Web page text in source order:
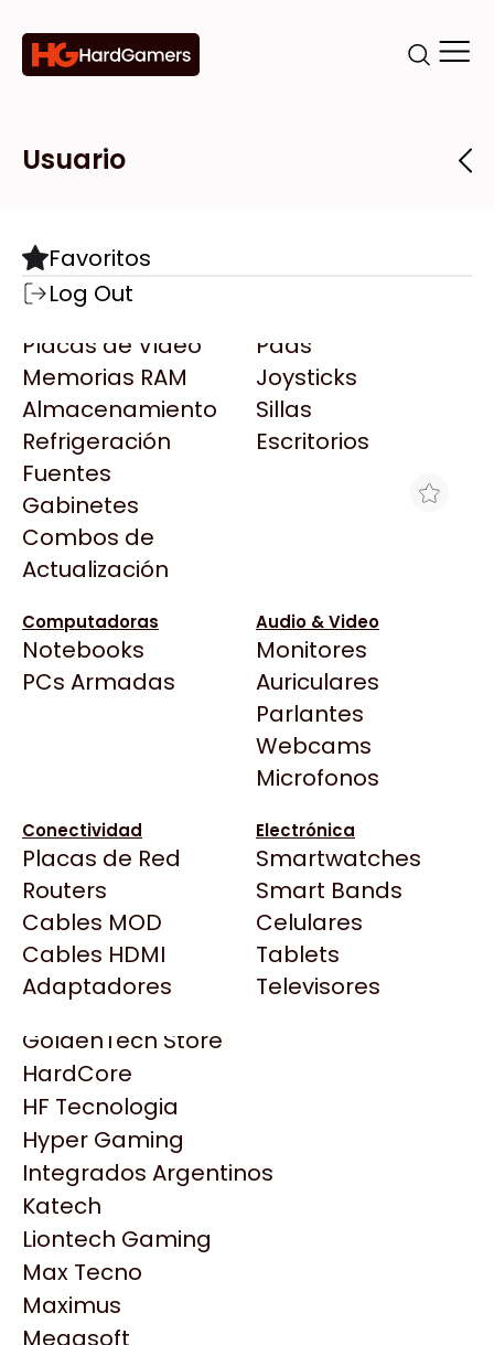
Categorías
Componentes
Motherboards
Microprocesadores
Placas de Video
Memorias RAM
Almacenamiento
Refrigeración
Fuentes
Gabinetes
Combos de
Actualización
Pads
Joysticks
Sillas
Escritorios
Computadoras
Notebooks
PCs Armadas
Audio & Video
Monitores
Auriculares
Parlantes
Webcams
Microfonos
Conectividad
Placas de Red
Routers
Cables MOD
Cables HDMI
Adaptadores
Electrónica
Smartwatches
Smart Bands
Celulares
Tablets
Televisores
Marcas
Todas las Marcas
AMD
AULA
Acer
Adata
AeroCool
Antec
Arkham
Asrock
BenQ
CX
Cooler Master
Deepcool
Dell
EVGA
Gamemax
Genesis
Genius
HP
HyperX
INNO3D
Intel
Kingston
Lenovo
Logitech
MSI
NVIDIA GeForce
Tiendas
Destacadas
Todas las Tiendas
Click Gaming
Compufan Store
Dinobyte
Full H4rd
Gaming City
Gezatek
GoldenTech Store
HardCore
HF Tecnologia
Hyper Gaming
Integrados Argentinos
Katech
Liontech Gaming
Max Tecno
Maximus
Megasoft
Usuario
Favoritos
Log Out
AURICULAR GAMING LOGITECH
INALÁMBRICO A30 AZUL
$558.940
Ver producto en la página de Gaming Point